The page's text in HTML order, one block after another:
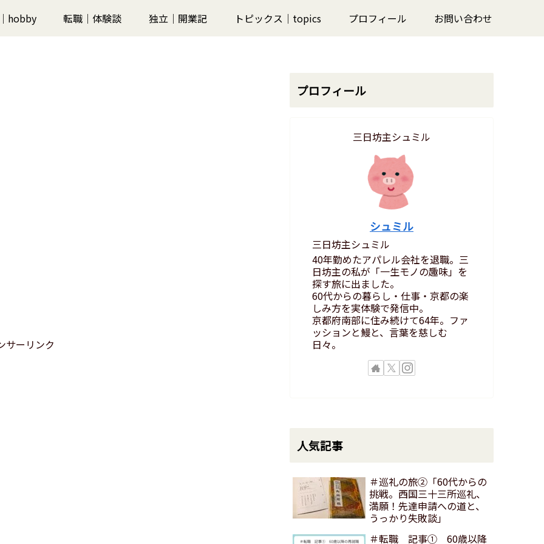
hobby 転職｜体験談 独立｜開業記 トピックス｜topics プロフィール お問い合わせ
サーリンク
プロフィール
三日坊主シュミル
シュミル
三日坊主シュミル
40年勤めたアパレル会社を退職。三
日坊主の私が「一生モノの趣味」を
探す旅に出ました。
60代からの暮らし・仕事・京都の楽
しみ方を実体験で発信中。
京都府南部に住み続けて64年。ファ
ッションと鰻と、言葉を慈しむ
日々。
人気記事
＃巡礼の旅②「60代からの
挑戦。西国三十三所巡礼、
満願！先達申請への道と、
うっかり失敗談」
＃転職 記事① 60歳以降